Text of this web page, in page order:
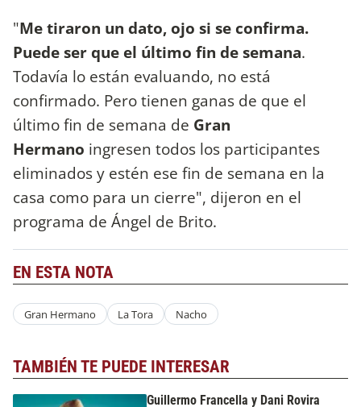
"Me tiraron un dato, ojo si se confirma.
Puede ser que el último fin de semana.
Todavía lo están evaluando, no está
confirmado. Pero tienen ganas de que el
último fin de semana de Gran
Hermano ingresen todos los participantes
eliminados y estén ese fin de semana en la
casa como para un cierre", dijeron en el
programa de Ángel de Brito.
EN ESTA NOTA
Gran Hermano La Tora Nacho
TAMBIÉN TE PUEDE INTERESAR
Guillermo Francella y Dani Rovira